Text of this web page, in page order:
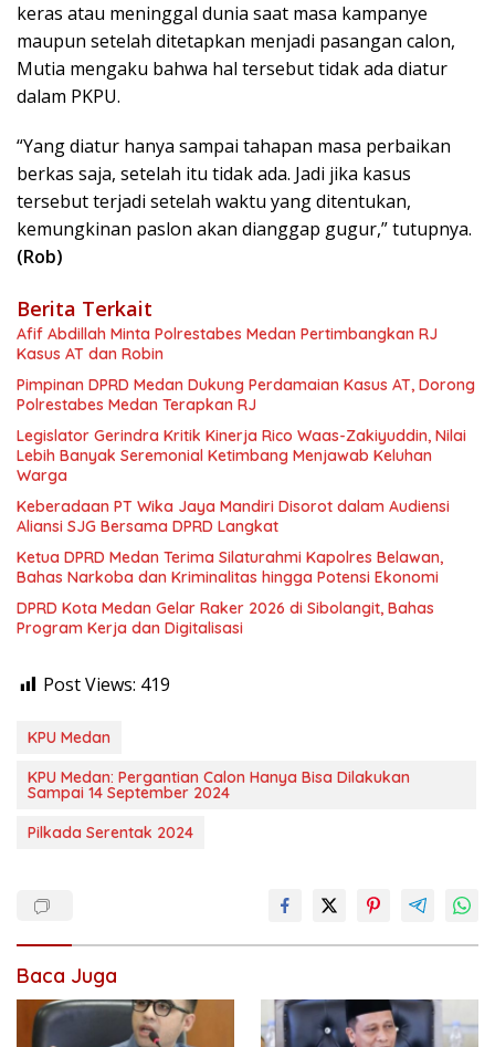
keras atau meninggal dunia saat masa kampanye
maupun setelah ditetapkan menjadi pasangan calon,
Mutia mengaku bahwa hal tersebut tidak ada diatur
dalam PKPU.
“Yang diatur hanya sampai tahapan masa perbaikan
berkas saja, setelah itu tidak ada. Jadi jika kasus
tersebut terjadi setelah waktu yang ditentukan,
kemungkinan paslon akan dianggap gugur,” tutupnya.
(Rob)
Berita Terkait
Afif Abdillah Minta Polrestabes Medan Pertimbangkan RJ
Kasus AT dan Robin
Pimpinan DPRD Medan Dukung Perdamaian Kasus AT, Dorong
Polrestabes Medan Terapkan RJ
Legislator Gerindra Kritik Kinerja Rico Waas-Zakiyuddin, Nilai
Lebih Banyak Seremonial Ketimbang Menjawab Keluhan
Warga
Keberadaan PT Wika Jaya Mandiri Disorot dalam Audiensi
Aliansi SJG Bersama DPRD Langkat
Ketua DPRD Medan Terima Silaturahmi Kapolres Belawan,
Bahas Narkoba dan Kriminalitas hingga Potensi Ekonomi
DPRD Kota Medan Gelar Raker 2026 di Sibolangit, Bahas
Program Kerja dan Digitalisasi
Post Views: 419
KPU Medan
KPU Medan: Pergantian Calon Hanya Bisa Dilakukan
Sampai 14 September 2024
Pilkada Serentak 2024
Baca Juga